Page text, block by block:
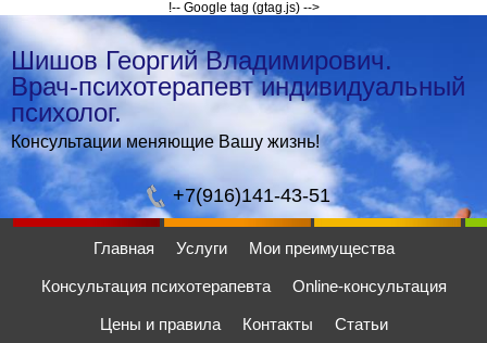
!-- Google tag (gtag.js) -->
Шишов Георгий Владимирович.
Врач-психотерапевт индивидуальный
психолог.
Консультации меняющие Вашу жизнь!
+7(916)141-43-51
Главная Услуги Мои преимущества
Консультация психотерапевта Online-консультация
Цены и правила Контакты Статьи